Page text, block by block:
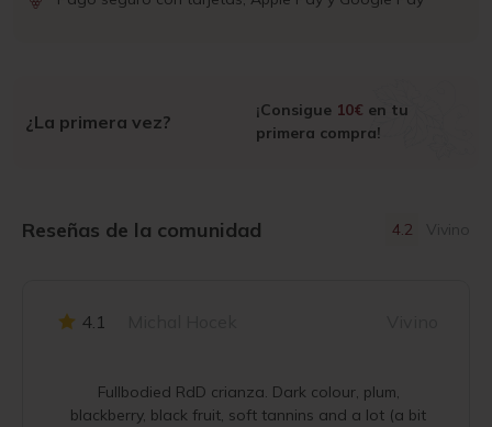
¿La primera vez?
¡Consigue 10€ en tu
primera compra!
Reseñas de la comunidad 4.2 Vivino
4.1
Fullbodied RdD crianza. Dark colour, plum,
blackberry, black fruit, soft tannins and a lot (a bit